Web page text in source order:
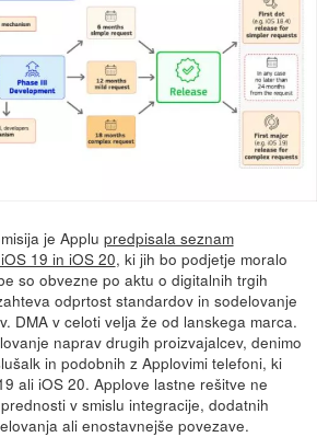
je Applu predpisala seznam
19 in iOS 20, ki jih bo podjetje moralo
so obvezne po aktu o digitalnih trgih
odprtost standardov in sodelovanje
DMA v celoti velja že od lanskega marca.
naprav drugih proizvajalcev, denimo
in podobnih z Applovimi telefoni, ki
ali iOS 20. Applove lastne rešitve ne
v smislu integracije, dodatnih
ali enostavnejše povezave.